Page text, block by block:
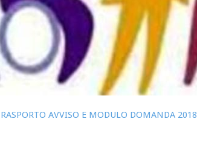
AVVISO E MODULO DOMANDA 2018